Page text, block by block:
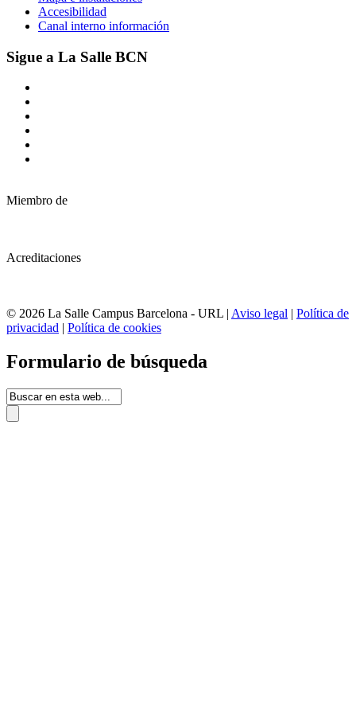
Accesibilidad
Canal interno información
Sigue a La Salle BCN
Miembro de
Acreditaciones
© 2026 La Salle Campus Barcelona - URL | Aviso legal | Política de
privacidad | Política de cookies
Formulario de búsqueda